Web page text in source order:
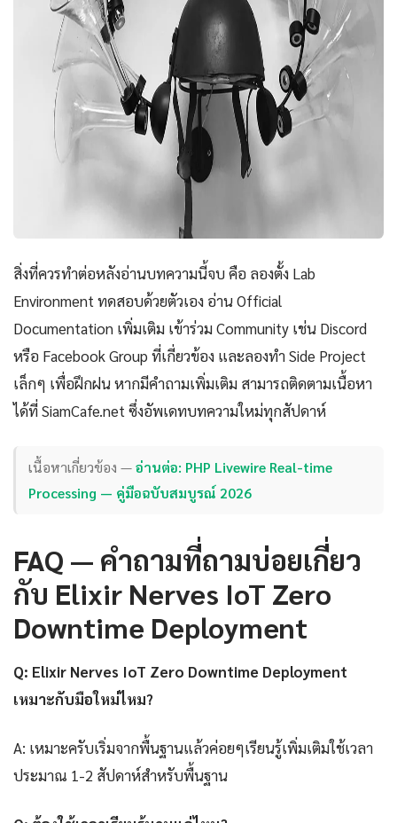
สิ่งที่ควรทำต่อหลังอ่านบทความนี้จบ คือ ลองตั้ง Lab
Environment ทดสอบด้วยตัวเอง อ่าน Official
Documentation เพิ่มเติม เข้าร่วม Community เช่น Discord
หรือ Facebook Group ที่เกี่ยวข้อง และลองทำ Side Project
เล็กๆ เพื่อฝึกฝน หากมีคำถามเพิ่มเติม สามารถติดตามเนื้อหา
ได้ที่ SiamCafe.net ซึ่งอัพเดทบทความใหม่ทุกสัปดาห์
เนื้อหาเกี่ยวข้อง —อ่านต่อ: PHP Livewire Real-time
Processing — คู่มือฉบับสมบูรณ์ 2026
FAQ — คำถามที่ถามบ่อยเกี่ยว
กับ Elixir Nerves IoT Zero
Downtime Deployment
Q: Elixir Nerves IoT Zero Downtime Deployment
เหมาะกับมือใหม่ไหม?
A: เหมาะครับเริ่มจากพื้นฐานแล้วค่อยๆเรียนรู้เพิ่มเติมใช้เวลา
ประมาณ 1-2 สัปดาห์สำหรับพื้นฐาน